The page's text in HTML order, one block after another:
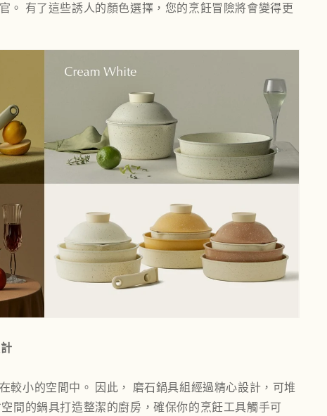
。 有了這些誘人的顏色選擇，您的烹飪冒險將會變得更
較小的空間中。 因此， 磨石鍋具組經過精心設計，可堆
間的鍋具打造整潔的廚房，確保你的烹飪工具觸手可